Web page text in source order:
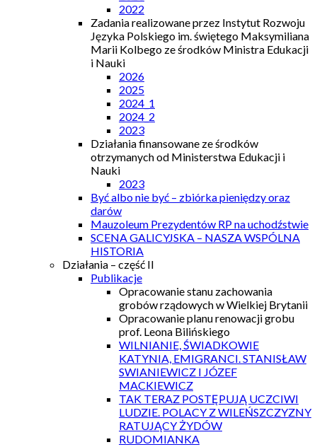
2022
Zadania realizowane przez Instytut Rozwoju
Języka Polskiego im. świętego Maksymiliana
Marii Kolbego ze środków Ministra Edukacji
i Nauki
2026
2025
2024_1
2024_2
2023
Działania finansowane ze środków
otrzymanych od Ministerstwa Edukacji i
Nauki
2023
Być albo nie być – zbiórka pieniędzy oraz
darów
Mauzoleum Prezydentów RP na uchodźstwie
SCENA GALICYJSKA – NASZA WSPÓLNA
HISTORIA
Działania – część II
Publikacje
Opracowanie stanu zachowania
grobów rządowych w Wielkiej Brytanii
Opracowanie planu renowacji grobu
prof. Leona Bilińskiego
WILNIANIE, ŚWIADKOWIE
KATYNIA, EMIGRANCI. STANISŁAW
SWIANIEWICZ I JÓZEF
MACKIEWICZ
TAK TERAZ POSTĘPUJĄ UCZCIWI
LUDZIE. POLACY Z WILEŃSZCZYZNY
RATUJĄCY ŻYDÓW
RUDOMIANKA